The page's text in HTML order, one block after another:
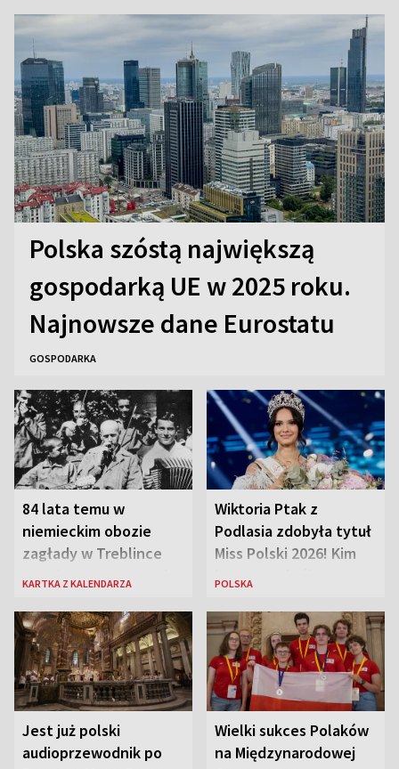
Polska szóstą największą
gospodarką UE w 2025 roku.
Najnowsze dane Eurostatu
GOSPODARKA
84 lata temu w
niemieckim obozie
zagłady w Treblince
zmarł Janusz Korczak
KARTKA Z KALENDARZA
Wiktoria Ptak z
Podlasia zdobyła tytuł
Miss Polski 2026! Kim
jest nowa królowa
POLSKA
Jest już polski
audioprzewodnik po
Wielki sukces Polaków
na Międzynarodowej